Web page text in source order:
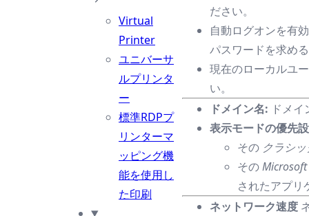
Virtual
Printer
ユニバーサ
ルプリンタ
ー
標準RDPプ
リンターマ
ッピング機
能を使用し
た印刷
ださい。
自動ログオンを有
パスワードを求め
現在のローカルユ
い。
ドメイン名: ドメ
表示モードの優先
その クラシ
その
されたアプリ
ネットワーク速度